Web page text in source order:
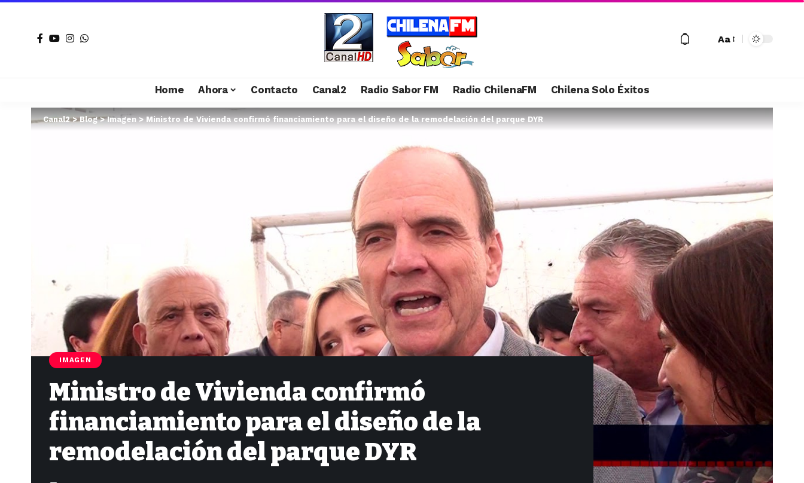
Aa
Home Ahora Contacto Canal2 Radio Sabor FM Radio ChilenaFM Chilena Solo Éxitos
Canal2>Blog>Imagen>Ministro de Vivienda confirmó financiamiento para el diseño de la remodelación del parque DYR
IMAGEN
Ministro de Vivienda confirmó
financiamiento para el diseño de la
remodelación del parque DYR